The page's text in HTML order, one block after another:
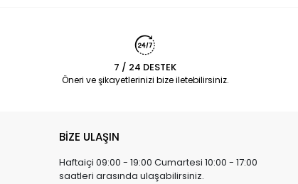
7 / 24 DESTEK
Öneri ve şikayetlerinizi bize iletebilirsiniz.
BİZE ULAŞIN
Haftaiçi 09:00 - 19:00 Cumartesi 10:00 - 17:00
saatleri arasında ulaşabilirsiniz.